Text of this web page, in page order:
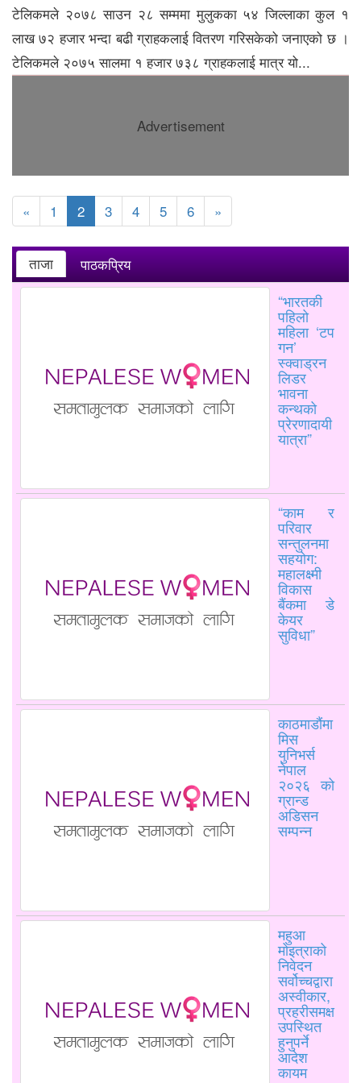
टेलिकमले २०७८ साउन २८ सम्ममा मुलुकका ५४ जिल्लाका कुल १
लाख ७२ हजार भन्दा बढी ग्राहकलाई वितरण गरिसकेको जनाएको छ ।
टेलिकमले २०७५ सालमा १ हजार ७३८ ग्राहकलाई मात्र यो...
Advertisement
« 1 2 3 4 5 6 »
ताजा पाठकप्रिय
“भारतकी
पहिलो
महिला ‘टप
गन’
स्क्वाड्रन
लिडर
भावना
कन्थको
प्रेरणादायी
यात्रा”
“काम र
परिवार
सन्तुलनमा
सहयोग:
महालक्ष्मी
विकास
बैंकमा डे
केयर
सुविधा”
काठमाडौंमा
मिस
युनिभर्स
नेपाल
२०२६ को
ग्रान्ड
अडिसन
सम्पन्न
महुआ
मोइत्राको
निवेदन
सर्वोच्चद्वारा
अस्वीकार,
प्रहरीसमक्ष
उपस्थित
हुनुपर्ने
आदेश
कायम